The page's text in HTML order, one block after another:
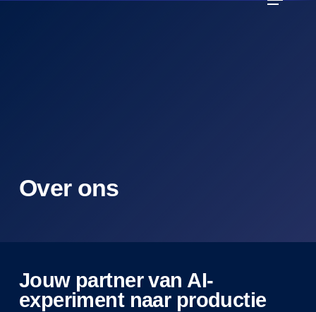
Over ons
Jouw partner van AI-
experiment naar productie